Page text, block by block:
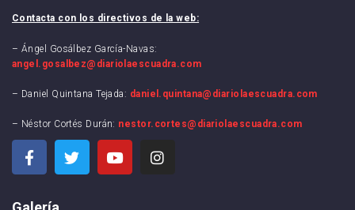
Contacta con los directivos de la web:
– Ángel Gosálbez García-Navas:
angel.gosalbez@diariolaescuadra.com
– Daniel Quintana Tejada: daniel.quintana@diariolaescuadra.com
– Néstor Cortés Durán: nestor.cortes@diariolaescuadra.com